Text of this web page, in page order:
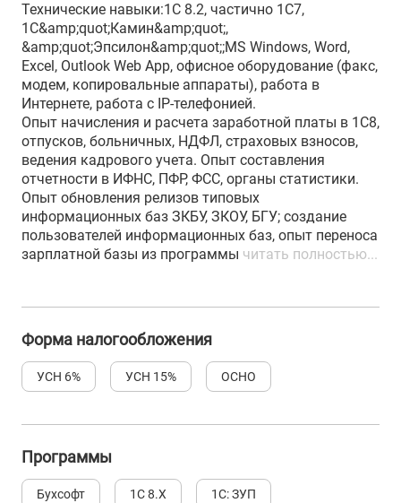
Технические навыки:1С 8.2, частично 1С7,
1С&amp;quot;Камин&amp;quot;,
&amp;quot;Эпсилон&amp;quot;;MS Windows, Word,
Excel, Outlook Web App, офисное оборудование (факс,
модем, копировальные аппараты), работа в
Интернете, работа с IP-телефонией.
Опыт начисления и расчета заработной платы в 1С8,
отпусков, больничных, НДФЛ, страховых взносов,
ведения кадрового учета. Опыт составления
отчетности в ИФНС, ПФР, ФСС, органы статистики.
Опыт обновления релизов типовых
информационных баз ЗКБУ, ЗКОУ, БГУ; создание
пользователей информационных баз, опыт переноса
зарплатной базы из программы читать полностью...
Форма налогообложения
УСН 6% УСН 15% ОСНО
Программы
Бухсофт 1С 8.Х 1С: ЗУП